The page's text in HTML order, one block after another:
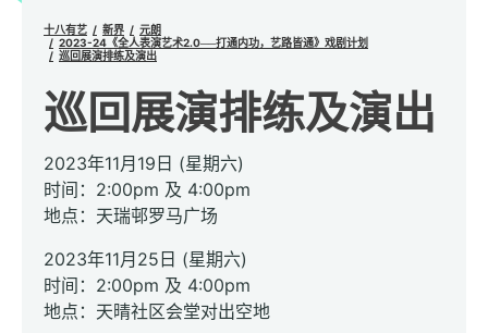
十八有艺 新界
元朗
2023-24《全人表演艺术2.0──打通内功，艺路皆通》戏剧计划
巡回展演排练及演出
巡回展演排练及演出
2023年11月19日 (星期六)
时间：2:00pm 及 4:00pm
地点：天瑞邨罗马广场
2023年11月25日 (星期六)
时间：2:00pm 及 4:00pm
地点：天晴社区会堂对出空地